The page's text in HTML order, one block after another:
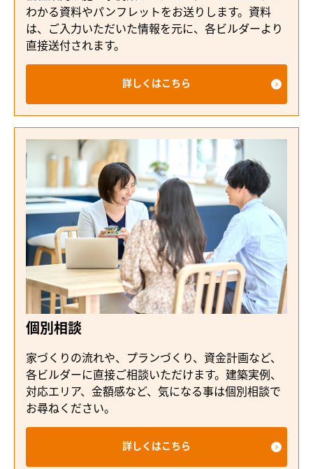
わかる資料やパンフレットをお送りします。資料
は、ご入力いただいた情報を元に、各ビルダーより
直接送付されます。
詳しくはこちら
個別相談
家づくりの流れや、プランづくり、資金計画など、
各ビルダーに直接ご相談いただけます。建築実例、
対応エリア、金額感など、気になる事は個別相談で
お尋ねください。
詳しくはこちら